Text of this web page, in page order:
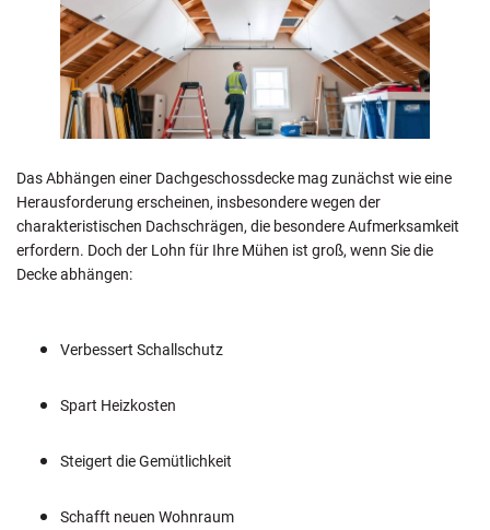
Das Abhängen einer Dachgeschossdecke mag zunächst wie eine
Herausforderung erscheinen, insbesondere wegen der
charakteristischen Dachschrägen, die besondere Aufmerksamkeit
erfordern. Doch der Lohn für Ihre Mühen ist groß, wenn Sie die
Decke abhängen:
Verbessert Schallschutz
Spart Heizkosten
Steigert die Gemütlichkeit
Schafft neuen Wohnraum